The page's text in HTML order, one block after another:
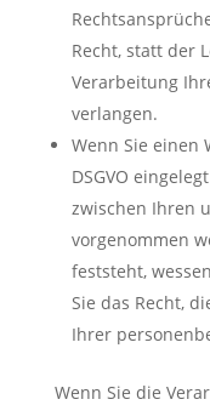
Recht, statt der
Verarbeitung
verlangen.
Wenn Sie einen
DSGVO
zwischen Ihren
vorgenommen
feststeht,
Sie das Recht,
Ihrer
Wenn Sie die